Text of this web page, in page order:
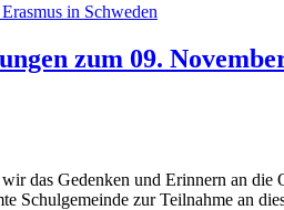
in Schweden
zum 09.
das Gedenken und Erinnern an die
Schulgemeinde zur Teilnahme an